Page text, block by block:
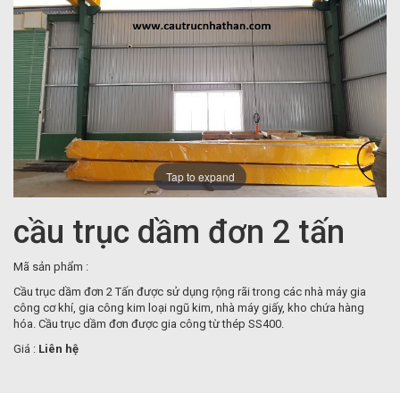
Tap to expand
cầu trục dầm đơn 2 tấn
Mã sản phẩm :
Cầu trục dầm đơn 2 Tấn được sử dụng rộng rãi trong các nhà máy gia
công cơ khí, gia công kim loại ngũ kim, nhà máy giấy, kho chứa hàng
hóa. Cầu trục dầm đơn được gia công từ thép SS400.
Giá : Liên hệ